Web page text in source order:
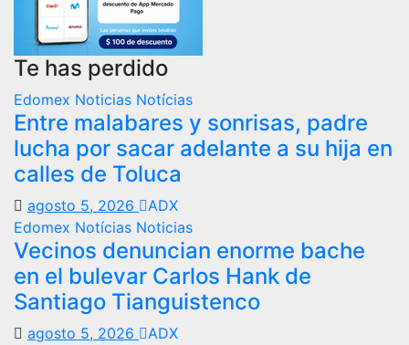
Te has perdido
Edomex Noticias Notícias
Entre malabares y sonrisas, padre
lucha por sacar adelante a su hija en
calles de Toluca
agosto 5, 2026
ADX
Edomex Notícias Noticias
Vecinos denuncian enorme bache
en el bulevar Carlos Hank de
Santiago Tianguistenco
agosto 5, 2026
ADX